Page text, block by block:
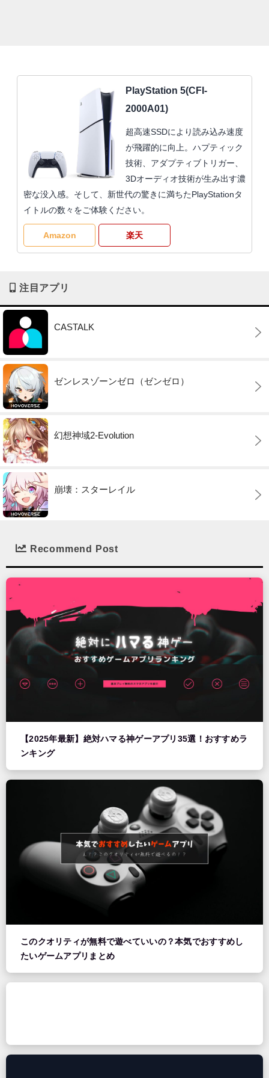
PlayStation 5(CFI-
2000A01)
超高速SSDにより読み込み速度
が飛躍的に向上。ハプティック
技術、アダプティブトリガー、
3Dオーディオ技術が生み出す濃
密な没入感。そして、新世代の驚きに満ちたPlayStationタ
イトルの数々をご体験ください。
Amazon 楽天
注目アプリ
CASTALK
ゼンレスゾーンゼロ（ゼンゼロ）
幻想神域2-Evolution
崩壊：スターレイル
Recommend Post
【2025年最新】絶対ハマる神ゲーアプリ35選！おすすめラ
ンキング
このクオリティが無料で遊べていいの？本気でおすすめし
たいゲームアプリまとめ